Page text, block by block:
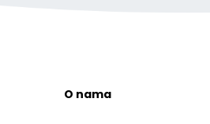
O nama